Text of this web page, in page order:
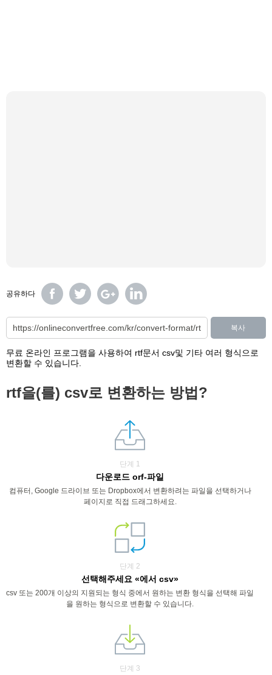
공유하다
복사
무료 온라인 프로그램을 사용하여 rtf문서 csv및 기타 여러 형식으로
변환할 수 있습니다.
rtf을(를) csv로 변환하는 방법?
단계 1
다운로드 orf-파일
컴퓨터, Google 드라이브 또는 Dropbox에서 변환하려는 파일을 선택하거나
페이지로 직접 드래그하세요.
단계 2
선택해주세요 «에서 csv»
csv 또는 200개 이상의 지원되는 형식 중에서 원하는 변환 형식을 선택해 파일
을 원하는 형식으로 변환할 수 있습니다.
단계 3